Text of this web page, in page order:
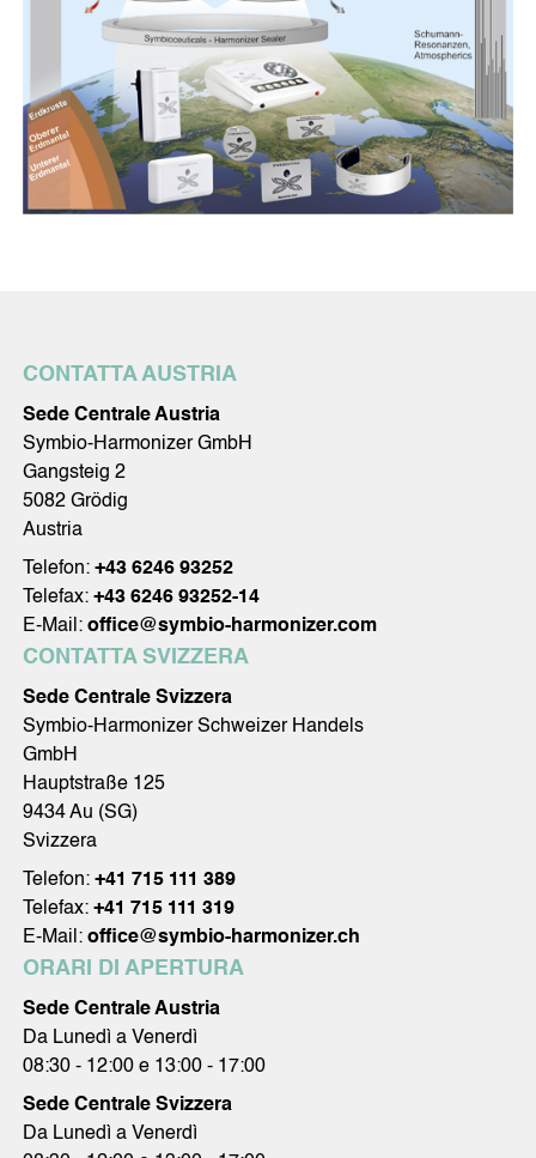
CONTATTA AUSTRIA
Sede Centrale Austria
Symbio-Harmonizer GmbH
Gangsteig 2
5082 Grödig
Austria
Telefon: +43 6246 93252
Telefax: +43 6246 93252-14
E-Mail: office@symbio-harmonizer.com
CONTATTA SVIZZERA
Sede Centrale Svizzera
Symbio-Harmonizer Schweizer Handels
GmbH
Hauptstraße 125
9434 Au (SG)
Svizzera
Telefon: +41 715 111 389
Telefax: +41 715 111 319
E-Mail: office@symbio-harmonizer.ch
ORARI DI APERTURA
Sede Centrale Austria
Da Lunedì a Venerdì
08:30 - 12:00 e 13:00 - 17:00
Sede Centrale Svizzera
Da Lunedì a Venerdì